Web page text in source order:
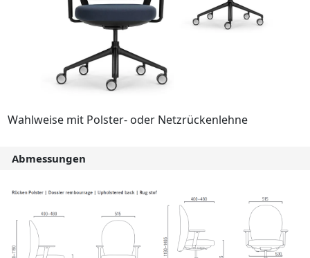
Wahlweise mit Polster- oder Netzrückenlehne
Abmessungen